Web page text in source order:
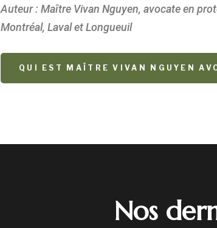
Auteur : Maître Vivan Nguyen, avocate en
Montréal, Laval et Longueuil
QUI EST MAÎTRE VIVAN NGUYEN
Nos